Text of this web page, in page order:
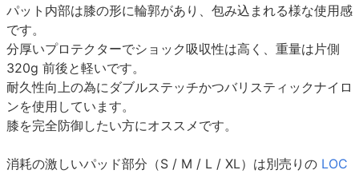
パット内部は膝の形に輪郭があり、包み込まれる様な使用感
です。
分厚いプロテクターでショック吸収性は高く、重量は片側
320g 前後と軽いです。
耐久性向上の為にダブルステッチかつバリスティックナイロ
ンを使用しています。
膝を完全防御したい方にオススメです。
消耗の激しいパッド部分（S / M / L / XL）は別売りの LOC